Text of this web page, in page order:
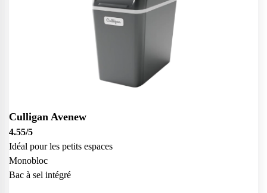
Culligan Avenew
4.55/5
Idéal pour les petits espaces
Monobloc
Bac à sel intégré